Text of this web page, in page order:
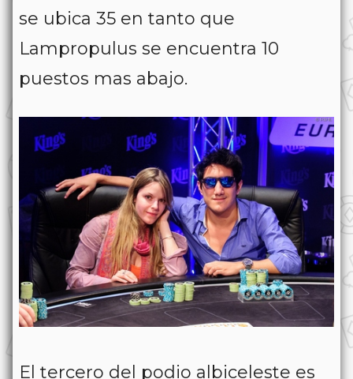
se ubica 35 en tanto que
Lampropulus se encuentra 10
puestos mas abajo.
El tercero del podio albiceleste es